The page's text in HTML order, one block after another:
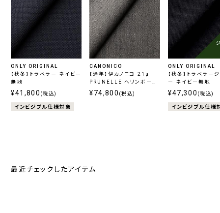
ONLY ORIGINAL
【秋冬】トラベラー ネイビー
無地
¥41,800 (税込)
インビジブル仕様対象
CANONICO
【通年】伊カノニコ 21μ
PRUNELLE ヘリンボーン
グレー
¥74,800 (税込)
ONLY ORIGINAL
【秋冬】トラベラー
ー ネイビー無地
¥47,300 (税込)
インビジブル仕様
最近チェックしたアイテム